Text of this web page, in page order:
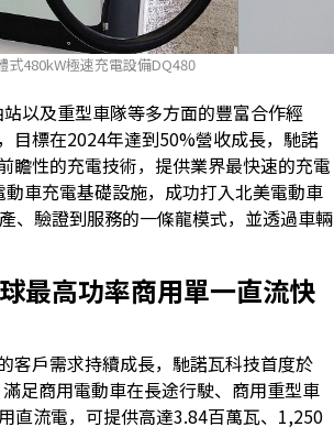
式480kW極速充電設備DQ480
以及重型車隊等多方面的豐富合作經
標在2024年達到50%營收成長， 馳諾
瞻性的充電技術，提供業界最快速的充電
車充電基礎設施，成功打入北美電動車
、驗證到服務的一條龍模式，並透過車輛
最高功率商用單一直流快
客戶需求持續成長，馳諾瓦科技首度於
足商用電動車在長途行駛、商用重型車
直流電，可提供高達3.84百萬瓦、1,250